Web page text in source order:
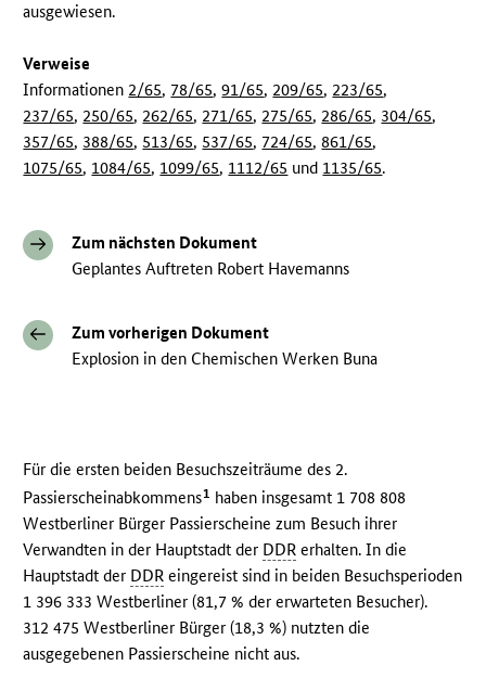
ausgewiesen.
Verweise
Informationen 2/65, 78/65,91/65, 209/65, 223/65,
237/65, 250/65, 262/65, 271/65, 275/65, 286/65, 304/65,
357/65, 388/65, 513/65, 537/65, 724/65,861/65,
1075/65, 1084/65, 1099/65, 1112/65 und 1135/65.
Zum nächsten Dokument
Geplantes Auftreten Robert Havemanns
Zum vorherigen Dokument
Explosion in den Chemischen Werken Buna
Für die ersten beiden Besuchszeiträume des 2.
Passierscheinabkommens1 haben insgesamt 1 708 808
Westberliner Bürger Passierscheine zum Besuch ihrer
Verwandten in der Hauptstadt der DDR erhalten. In die
Hauptstadt der DDR eingereist sind in beiden Besuchsperioden
1 396 333 Westberliner (81,7 % der erwarteten Besucher).
312 475 Westberliner Bürger (18,3 %) nutzten die
ausgegebenen Passierscheine nicht aus.